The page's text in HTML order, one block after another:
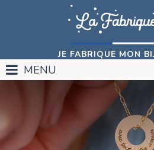
JE FABRIQUE MON
MENU